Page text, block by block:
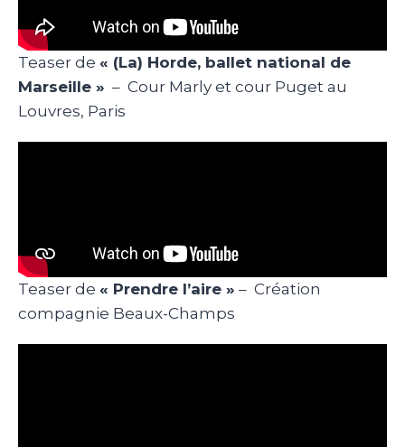
Teaser de « (La) Horde, ballet national de
Marseille » – Cour Marly et cour Puget au
Louvres, Paris
Teaser de « Prendre l’aire » – Création
compagnie Beaux-Champs